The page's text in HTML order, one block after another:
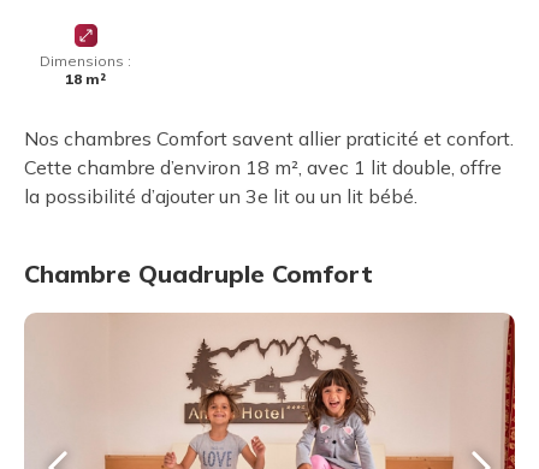
Dimensions :
18 m²
Nos chambres Comfort savent allier praticité et confort.
Cette chambre d’environ 18 m², avec 1 lit double, offre
la possibilité d’ajouter un 3e lit ou un lit bébé.
Chambre Quadruple Comfort